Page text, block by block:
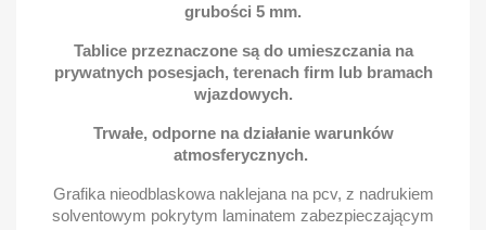
grubości 5 mm.
Tablice przeznaczone są do umieszczania na
prywatnych posesjach, terenach firm lub bramach
wjazdowych.
Trwałe, odporne na działanie warunków
atmosferycznych.
Grafika nieodblaskowa naklejana na pcv, z nadrukiem
solventowym pokrytym laminatem zabezpieczającym